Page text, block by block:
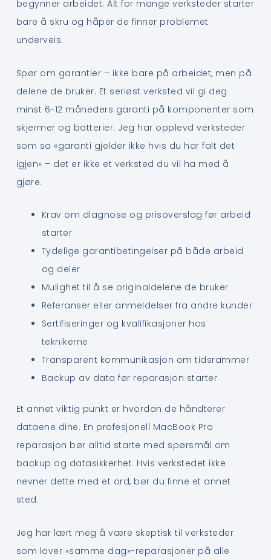
begynner arbeidet. Alt for mange verksteder starter
bare å skru og håper de finner problemet
underveis.
Spør om garantier – ikke bare på arbeidet, men på
delene de bruker. Et seriøst verksted vil gi deg
minst 6-12 måneders garanti på komponenter som
skjermer og batterier. Jeg har opplevd verksteder
som sa «garanti gjelder ikke hvis du har falt det
igjen» – det er ikke et verksted du vil ha med å
gjøre.
Krav om diagnose og prisoverslag før arbeid
starter
Tydelige garantibetingelser på både arbeid
og deler
Mulighet til å se originaldelene de bruker
Referanser eller anmeldelser fra andre kunder
Sertifiseringer og kvalifikasjoner hos
teknikerne
Transparent kommunikasjon om tidsrammer
Backup av data før reparasjon starter
Et annet viktig punkt er hvordan de håndterer
dataene dine. En profesjonell MacBook Pro
reparasjon bør alltid starte med spørsmål om
backup og datasikkerhet. Hvis verkstedet ikke
nevner dette med et ord, bør du finne et annet
sted.
Jeg har lært meg å være skeptisk til verksteder
som lover «samme dag»-reparasjoner på alle